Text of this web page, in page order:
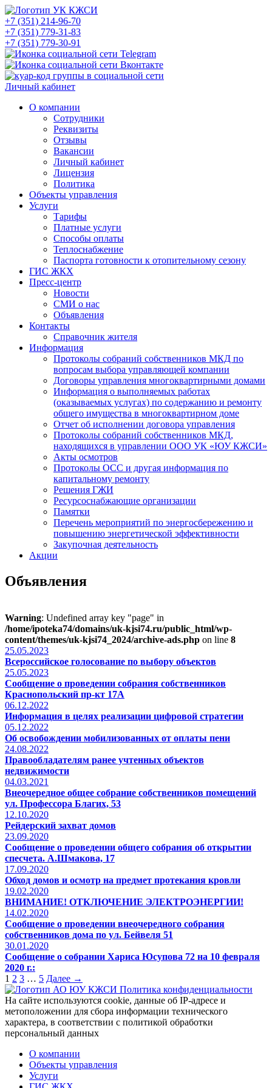
+7 (351) 214-96-70
+7 (351) 779-31-83
+7 (351) 779-30-91
Личный кабинет
О компании
Сотрудники
Реквизиты
Отзывы
Вакансии
Личный кабинет
Лицензия
Политика
Объекты управления
Услуги
Тарифы
Платные услуги
Способы оплаты
Теплоснабжение
Паспорта готовности к отопительному сезону
ГИС ЖКХ
Пресс-центр
Новости
СМИ о нас
Объявления
Контакты
Справочник жителя
Информация
Протоколы собраний собственников МКД по
вопросам выбора управляющей компании
Договоры управления многоквартирными домами
Информация о выполняемых работах
(оказываемых услугах) по содержанию и ремонту
общего имущества в многоквартирном доме
Отчет об исполнении договора управления
Протоколы собраний собственников МКД,
находящихся в управлении ООО УК «ЮУ КЖСИ»
Акты осмотров
Протоколы ОСС и другая информация по
капитальному ремонту
Решения ГЖИ
Ресурсоснабжающие организации
Памятки
Перечень мероприятий по энергосбережению и
повышению энергетической эффективности
Закупочная деятельность
Акции
Объявления
Warning: Undefined array key "page" in
/home/ipoteka74/domains/uk-kjsi74.ru/public_html/wp-
content/themes/uk-kjsi74_2024/archive-ads.php on line 8
25.05.2023
Всероссийское голосование по выбору объектов
25.05.2023
Сообщение о проведении собрания собственников
Краснопольский пр-кт 17А
06.12.2022
Информация в целях реализации цифровой стратегии
05.12.2022
Об освобождении мобилизованных от оплаты пени
24.08.2022
Правообладателям ранее учтенных объектов
недвижимости
04.03.2021
Внеочередное общее собрание собственников помещений
ул. Профессора Благих, 53
12.10.2020
Рейдерский захват домов
23.09.2020
Сообщение о проведении общего собрания об открытии
спесчета. А.Шмакова, 17
17.09.2020
Обход домов и осмотр на предмет протекания кровли
19.02.2020
ВНИМАНИЕ! ОТКЛЮЧЕНИЕ ЭЛЕКТРОЭНЕРГИИ!
14.02.2020
Сообщение о проведении внеочередного собрания
собственников дома по ул. Бейвеля 51
30.01.2020
Сообщение о собрании Хариса Юсупова 72 на 10 февраля
2020 г.:
1 2 3 … 5 Далее →
Политика конфиденциальности
На сайте используются cookie, данные об IP-адресе и
метоположении для сбора информации технического
характера, в соответствии с политикой обработки
персональный данных
О компании
Объекты управления
Услуги